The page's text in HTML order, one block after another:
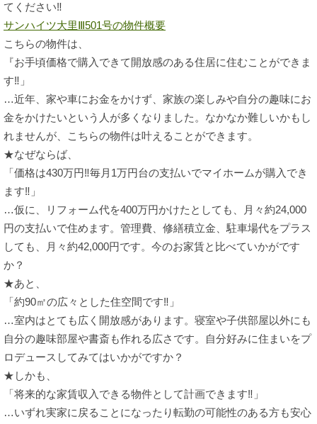
てください‼
サンハイツ大里Ⅲ501号の物件概要
こちらの物件は、
『お手頃価格で購入できて開放感のある住居に住むことができま
す‼」
…近年、家や車にお金をかけず、家族の楽しみや自分の趣味にお
金をかけたいという人が多くなりました。なかなか難しいかもし
れませんが、こちらの物件は叶えることができます。
★なぜならば、
「価格は430万円‼毎月1万円台の支払いでマイホームが購入でき
ます‼」
…仮に、リフォーム代を400万円かけたとしても、月々約24,000
円の支払いで住めます。管理費、修繕積立金、駐車場代をプラス
しても、月々約42,000円です。今のお家賃と比べていかがです
か？
★あと、
「約90㎡の広々とした住空間です‼」
…室内はとても広く開放感があります。寝室や子供部屋以外にも
自分の趣味部屋や書斎も作れる広さです。自分好みに住まいをプ
ロデュースしてみてはいかがですか？
★しかも、
「将来的な家賃収入できる物件として計画できます‼」
…いずれ実家に戻ることになったり転勤の可能性のある方も安心